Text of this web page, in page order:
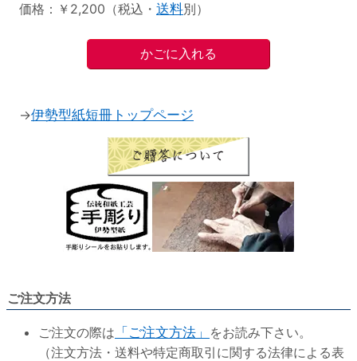
価格：￥2,200（税込・ 送料別）
→伊勢型紙短冊トップページ
ご注文方法
ご注文の際は 「ご注文方法」 をお読み下さい。
（注文方法・送料や特定商取引に関する法律による表